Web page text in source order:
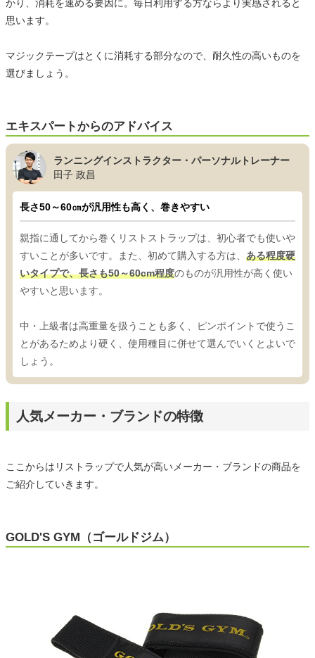
かり、消耗を速める要因に。毎日利用する方ならより実感されると
思います。
マジックテープはとくに消耗する部分なので、耐久性の高いものを
選びましょう。
エキスパートからのアドバイス
ランニングインストラクター・パーソナルトレーナー
田子 政昌
長さ50～60㎝が汎用性も高く、巻きやすい
親指に通してから巻くリストストラップは、初心者でも使いや
すいことが多いです。また、初めて購入する方は、 ある程度硬
いタイプで、長さも50～60cm程度のものが汎用性が高く使い
やすいと思います。
中・上級者は高重量を扱うことも多く、ピンポイントで使うこ
とがあるためより硬く、使用種目に併せて選んでいくとよいで
しょう。
人気メーカー・ブランドの特徴
ここからはリストラップで人気が高いメーカー・ブランドの商品を
ご紹介していきます。
GOLD'S GYM（ゴールドジム）